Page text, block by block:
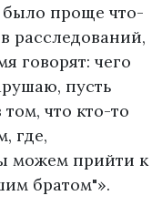
было проще что-
расследований,
говорят: чего
пусть
что кто-то
где,
можем прийти к
братом"».